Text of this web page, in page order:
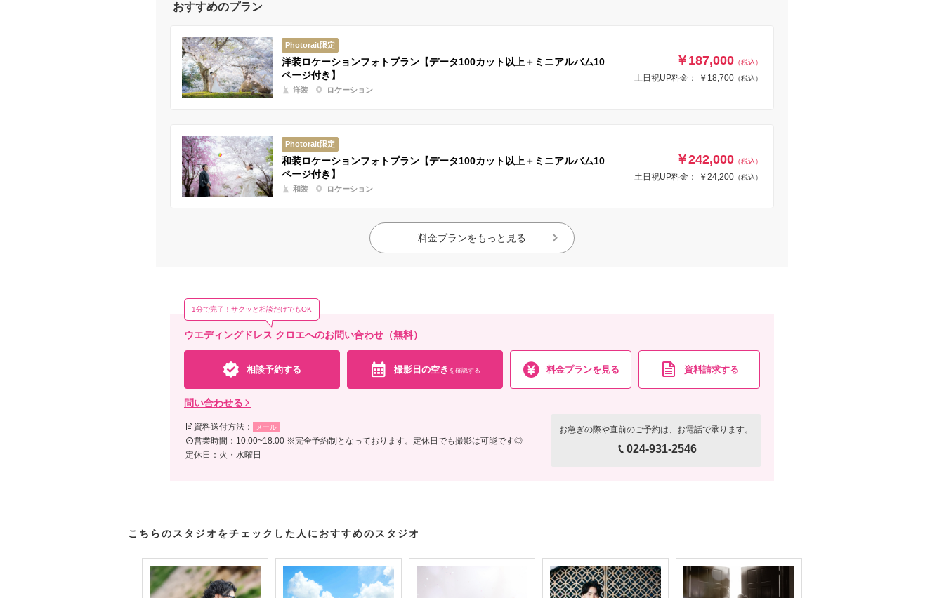
おすすめのプラン
Photorait限定
洋装ロケーションフォトプラン【データ100カット以上＋ミニアルバム10
ページ付き】
洋装 ロケーション
￥187,000 （税込）
土日祝UP料金： ￥18,700 （税込）
Photorait限定
和装ロケーションフォトプラン【データ100カット以上＋ミニアルバム10
ページ付き】
和装 ロケーション
￥242,000 （税込）
土日祝UP料金： ￥24,200 （税込）
料金プランをもっと見る
ウエディングドレス クロエへのお問い合わせ（無料）
1分で完了！サクッと相談だけでもOK
相談予約する 撮影日の空き を確認する 料金プランを見る 資料請求する
問い合わせる
資料送付方法： メール
営業時間：10:00~18:00 ※完全予約制となっております。定休日でも撮影は可能です◎
定休日：火・水曜日
お急ぎの際や直前のご予約は、お電話で承ります。
024-931-2546
こちらのスタジオをチェックした人におすすめのスタジオ